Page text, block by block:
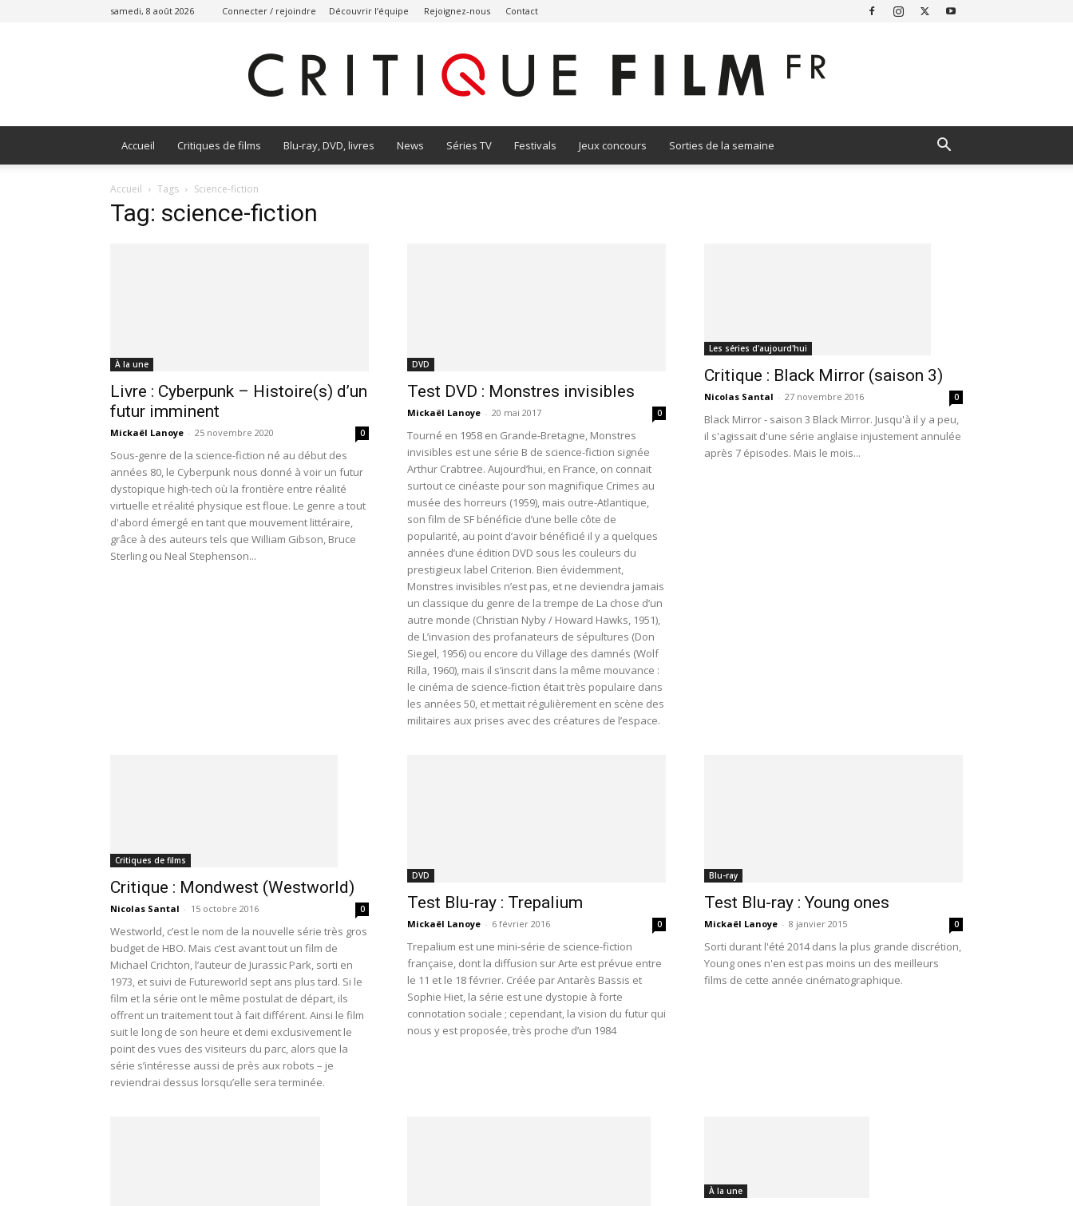
samedi, 8 août 2026 Connecter / rejoindre Découvrir l’équipe Rejoignez-nous Contact
Accueil Critiques de films Blu-ray, DVD, livres News Séries TV Festivals Jeux concours Sorties de la semaine
Accueil Tags Science-fiction
Tag: science-fiction
À la une
Livre : Cyberpunk – Histoire(s) d’un
futur imminent
Mickaël Lanoye - 25 novembre 2020 0
Sous-genre de la science-fiction né au début des
années 80, le Cyberpunk nous donné à voir un futur
dystopique high-tech où la frontière entre réalité
virtuelle et réalité physique est floue. Le genre a tout
d'abord émergé en tant que mouvement littéraire,
grâce à des auteurs tels que William Gibson, Bruce
Sterling ou Neal Stephenson...
DVD
Test DVD : Monstres invisibles
Mickaël Lanoye - 20 mai 2017 0
Tourné en 1958 en Grande-Bretagne, Monstres
invisibles est une série B de science-fiction signée
Arthur Crabtree. Aujourd’hui, en France, on connait
surtout ce cinéaste pour son magnifique Crimes au
musée des horreurs (1959), mais outre-Atlantique,
son film de SF bénéficie d’une belle côte de
popularité, au point d’avoir bénéficié il y a quelques
années d’une édition DVD sous les couleurs du
prestigieux label Criterion. Bien évidemment,
Monstres invisibles n’est pas, et ne deviendra jamais
un classique du genre de la trempe de La chose d’un
autre monde (Christian Nyby / Howard Hawks, 1951),
de L’invasion des profanateurs de sépultures (Don
Siegel, 1956) ou encore du Village des damnés (Wolf
Rilla, 1960), mais il s’inscrit dans la même mouvance :
le cinéma de science-fiction était très populaire dans
les années 50, et mettait régulièrement en scène des
militaires aux prises avec des créatures de l’espace.
Les séries d'aujourd'hui
Critique : Black Mirror (saison 3)
Nicolas Santal - 27 novembre 2016 0
Black Mirror - saison 3 Black Mirror. Jusqu'à il y a peu,
il s'agissait d'une série anglaise injustement annulée
après 7 épisodes. Mais le mois...
Critiques de films
Critique : Mondwest (Westworld)
Nicolas Santal - 15 octobre 2016 0
Westworld, c’est le nom de la nouvelle série très gros
budget de HBO. Mais c’est avant tout un film de
Michael Crichton, l’auteur de Jurassic Park, sorti en
1973, et suivi de Futureworld sept ans plus tard. Si le
film et la série ont le même postulat de départ, ils
offrent un traitement tout à fait différent. Ainsi le film
suit le long de son heure et demi exclusivement le
point des vues des visiteurs du parc, alors que la
série s’intéresse aussi de près aux robots – je
reviendrai dessus lorsqu’elle sera terminée.
DVD
Test Blu-ray : Trepalium
Mickaël Lanoye - 6 février 2016 0
Trepalium est une mini-série de science-fiction
française, dont la diffusion sur Arte est prévue entre
le 11 et le 18 février. Créée par Antarès Bassis et
Sophie Hiet, la série est une dystopie à forte
connotation sociale ; cependant, la vision du futur qui
nous y est proposée, très proche d’un 1984
Blu-ray
Test Blu-ray : Young ones
Mickaël Lanoye - 8 janvier 2015 0
Sorti durant l'été 2014 dans la plus grande discrétion,
Young ones n'en est pas moins un des meilleurs
films de cette année cinématographique.
À la une